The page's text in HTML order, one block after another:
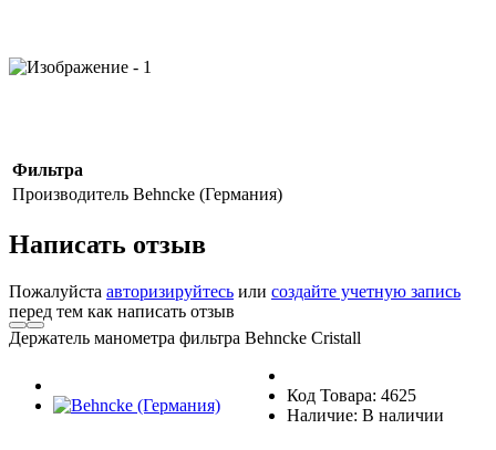
Фильтра
Производитель Behncke (Германия)
Написать отзыв
Пожалуйста авторизируйтесь или создайте учетную запись
перед тем как написать отзыв
Держатель манометра фильтра Behncke Cristall
Код Товара: 4625
Наличие: В наличии